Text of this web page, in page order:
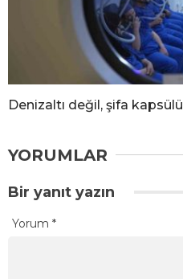
Denizaltı değil, şifa kapsülü
YORUMLAR
Bir yanıt yazın
Yorum *